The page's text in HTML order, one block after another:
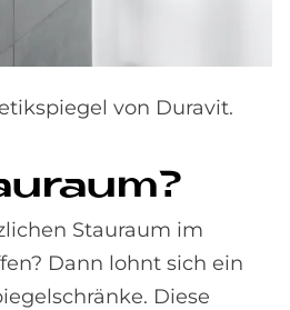
von Duravit.
Stauraum im
Dann lohnt sich ein
Diese